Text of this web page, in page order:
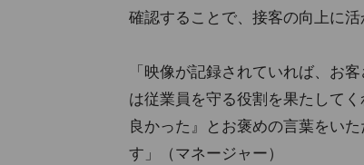
確認することで、接客の向上に活
「映像が記録されていれば、お
は従業員を守る役割を果たして
良かった』とお褒めの言葉をい
す」（マネージャー）